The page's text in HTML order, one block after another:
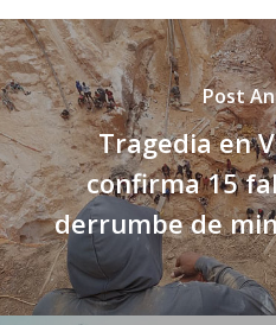
Post
Tragedia en
confirma 15
derrumbe de